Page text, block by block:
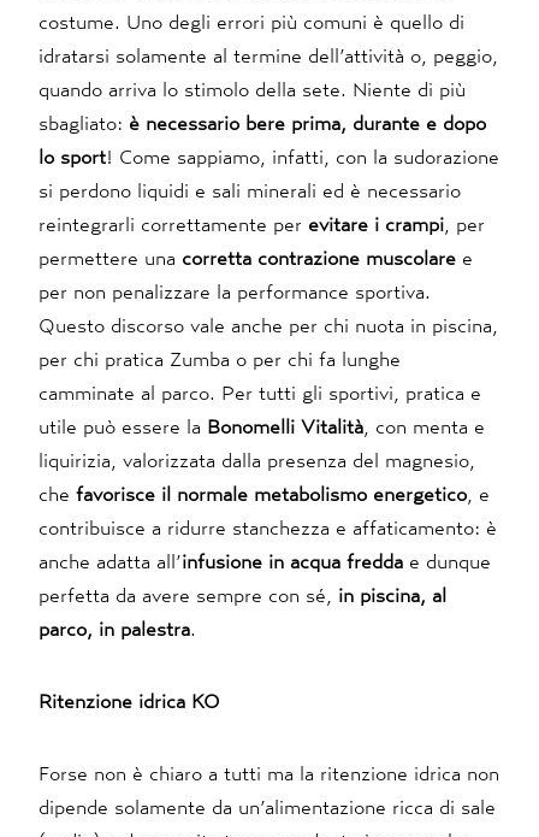
costume. Uno degli errori più comuni è quello di
idratarsi solamente al termine dell’attività o, peggio,
quando arriva lo stimolo della sete. Niente di più
sbagliato: è necessario bere prima, durante e dopo
lo sport! Come sappiamo, infatti, con la sudorazione
si perdono liquidi e sali minerali ed è necessario
reintegrarli correttamente per evitare i crampi , per
permettere una corretta contrazione muscolare e
per non penalizzare la performance sportiva.
Questo discorso vale anche per chi nuota in piscina,
per chi pratica Zumba o per chi fa lunghe
camminate al parco. Per tutti gli sportivi, pratica e
utile può essere la Bonomelli Vitalità , con menta e
liquirizia, valorizzata dalla presenza del magnesio,
che favorisce il normale metabolismo energetico , e
contribuisce a ridurre stanchezza e affaticamento: è
anche adatta all’infusione in acqua fredda e dunque
perfetta da avere sempre con sé, in piscina, al
parco, in palestra
Ritenzione idrica KO
Forse non è chiaro a tutti ma la ritenzione idrica non
dipende solamente da un’alimentazione ricca di sale